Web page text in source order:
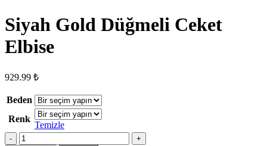
Siyah Gold Düğmeli Ceket
Elbise
929.99 ₺
Beden
Renk
Temizle
Siyah